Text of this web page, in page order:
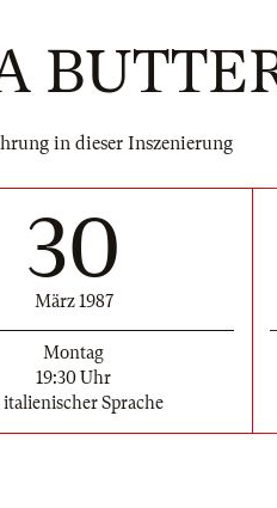
in dieser Inszenierung
30
März 1987
Montag
19:30 Uhr
Sprache